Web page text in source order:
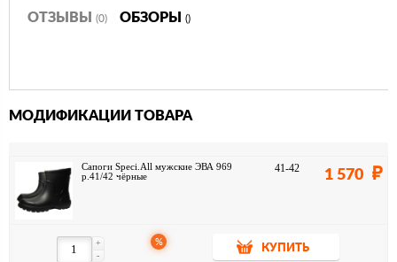
ОТЗЫВЫ (0) ОБЗОРЫ ()
МОДИФИКАЦИИ ТОВАРА
Сапоги Speci.All мужские ЭВА 969
р.41/42 чёрные
41-42 1 570
-
+ %
КУПИТЬ